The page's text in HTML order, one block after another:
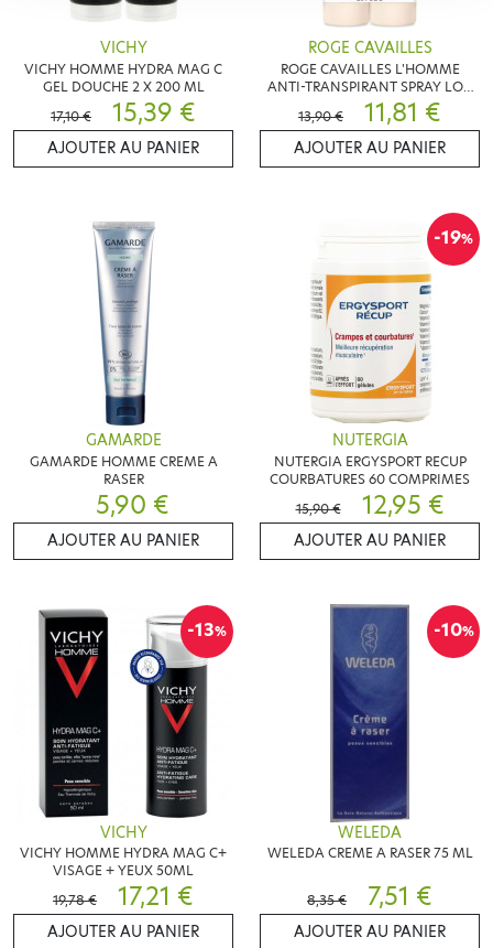
VICHY
VICHY HOMME HYDRA MAG C
GEL DOUCHE 2 X 200 ML
17,10 €
15,39 €
AJOUTER AU PANIER
ROGE CAVAILLES
ROGE CAVAILLES L'HOMME
ANTI-TRANSPIRANT SPRAY LOT
DE 2X150ML
13,90 € 11,81 €
AJOUTER AU PANIER
GAMARDE
GAMARDE HOMME CREME A
RASER
5,90 €
AJOUTER AU PANIER
-19%
NUTERGIA
NUTERGIA ERGYSPORT RECUP
COURBATURES 60 COMPRIMES
15,90 €
12,95 €
AJOUTER AU PANIER
-13%
VICHY
VICHY HOMME HYDRA MAG C+
VISAGE + YEUX 50ML
19,78 €
17,21 €
AJOUTER AU PANIER
-10%
WELEDA
WELEDA CREME A RASER 75 ML
8,35 € 7,51 €
AJOUTER AU PANIER